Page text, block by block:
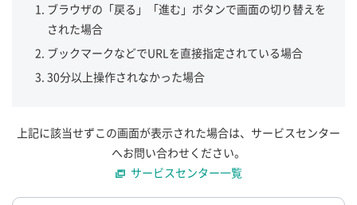
ブラウザの「戻る」「進む」ボタンで画面の切り替えを
された場合
ブックマークなどでURLを直接指定されている場合
30分以上操作されなかった場合
上記に該当せずこの画面が表示された場合は、サービスセンター
へお問い合わせください。
サービスセンター一覧